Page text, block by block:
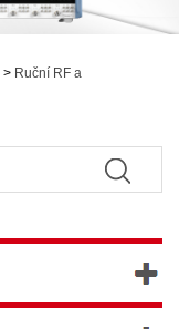
> Ruční RF a